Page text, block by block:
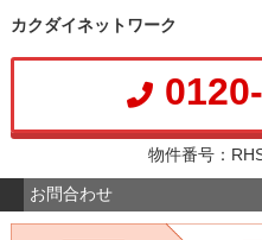
カクダイネットワーク
物件番号：
お問合わせ